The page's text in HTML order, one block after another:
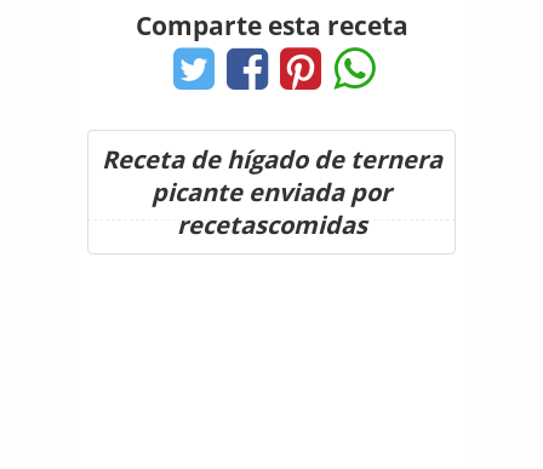
Comparte esta receta
Receta de hígado de ternera
picante enviada por
recetascomidas